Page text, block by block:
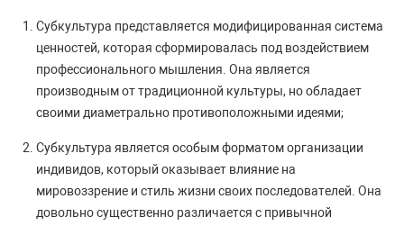
Субкультура представляется модифицированная система
ценностей, которая сформировалась под воздействием
профессионального мышления. Она является
производным от традиционной культуры, но обладает
своими диаметрально противоположными идеями;
Субкультура является особым форматом организации
индивидов, который оказывает влияние на
мировоззрение и стиль жизни своих последователей. Она
довольно существенно различается с привычной